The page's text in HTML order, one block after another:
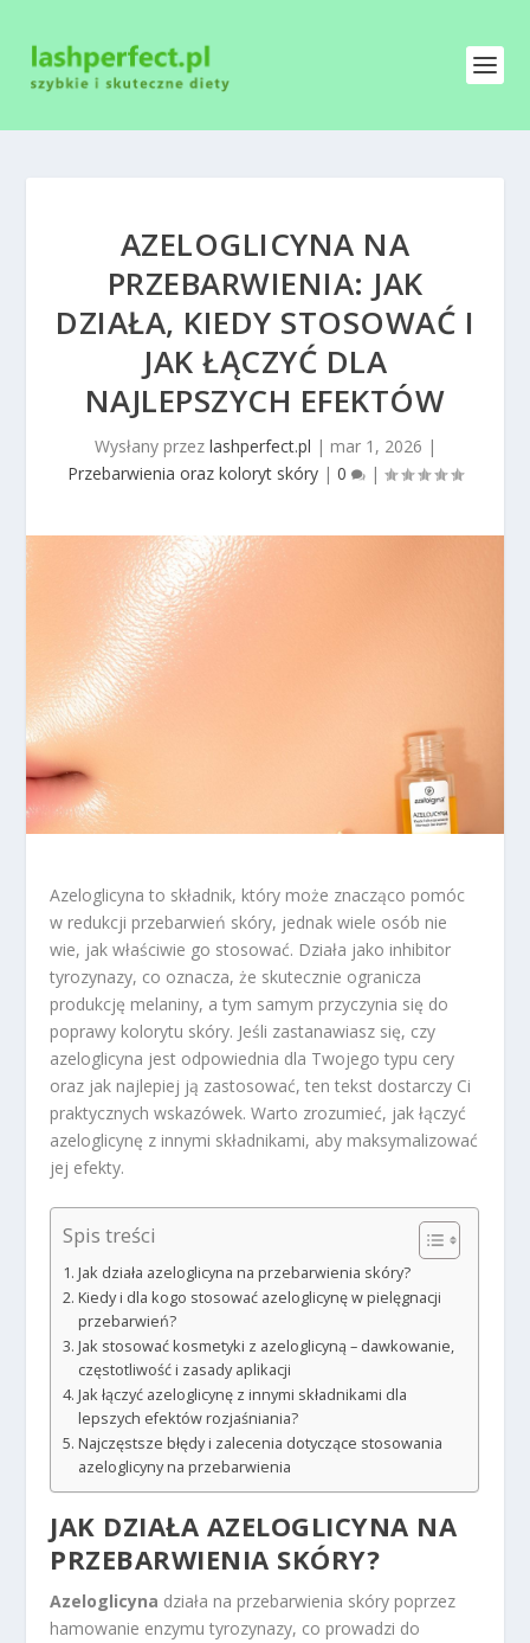
AZELOGLICYNA NA
PRZEBARWIENIA: JAK
DZIAŁA, KIEDY STOSOWAĆ I
JAK ŁĄCZYĆ DLA
NAJLEPSZYCH EFEKTÓW
Wysłany przez lashperfect.pl | mar 1, 2026 |
Przebarwienia oraz koloryt skóry | 0 |
Azeloglicyna to składnik, który może znacząco pomóc
w redukcji przebarwień skóry, jednak wiele osób nie
wie, jak właściwie go stosować. Działa jako inhibitor
tyrozynazy, co oznacza, że skutecznie ogranicza
produkcję melaniny, a tym samym przyczynia się do
poprawy kolorytu skóry. Jeśli zastanawiasz się, czy
azeloglicyna jest odpowiednia dla Twojego typu cery
oraz jak najlepiej ją zastosować, ten tekst dostarczy Ci
praktycznych wskazówek. Warto zrozumieć, jak łączyć
azeloglicynę z innymi składnikami, aby maksymalizować
jej efekty.
Spis treści
Jak działa azeloglicyna na przebarwienia skóry?
Kiedy i dla kogo stosować azeloglicynę w pielęgnacji
przebarwień?
Jak stosować kosmetyki z azeloglicyną – dawkowanie,
częstotliwość i zasady aplikacji
Jak łączyć azeloglicynę z innymi składnikami dla
lepszych efektów rozjaśniania?
Najczęstsze błędy i zalecenia dotyczące stosowania
azeloglicyny na przebarwienia
JAK DZIAŁA AZELOGLICYNA NA
PRZEBARWIENIA SKÓRY?
Azeloglicyna działa na przebarwienia skóry poprzez
hamowanie enzymu tyrozynazy, co prowadzi do